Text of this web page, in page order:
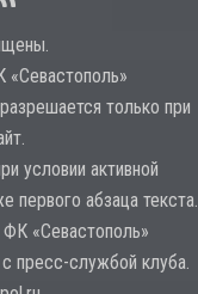
«Севастополь»
только при
условии активной
первого абзаца текста.
«Севастополь»
пресс-службой клуба.